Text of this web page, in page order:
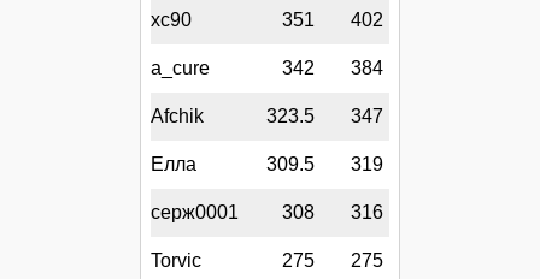
xc90 351 402
a_cure 342 384
Afchik 323.5 347
Елла 309.5 319
серж0001 308 316
Torvic 275 275